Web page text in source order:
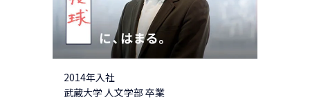
2014年入社
武蔵大学 人文学部 卒業